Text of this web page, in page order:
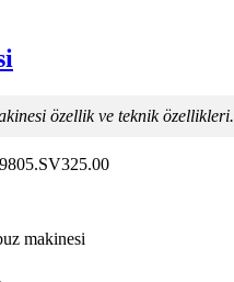
özellik ve teknik özellikleri.
9805.SV325.00
makinesi